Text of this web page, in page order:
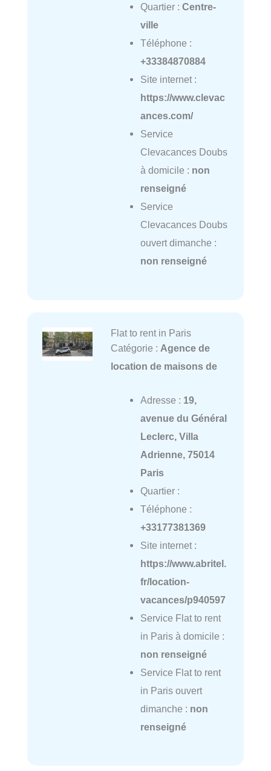
Quartier : Centre-
ville
Téléphone :
+33384870884
Site internet :
https://www.clevac
ances.com/
Service
Clevacances Doubs
à domicile : non
renseigné
Service
Clevacances Doubs
ouvert dimanche :
non renseigné
Flat to rent in Paris
Catégorie : Agence de
location de maisons de
Adresse : 19,
avenue du Général
Leclerc, Villa
Adrienne, 75014
Paris
Quartier :
Téléphone :
+33177381369
Site internet :
https://www.abritel.
fr/location-
vacances/p940597
Service Flat to rent
in Paris à domicile :
non renseigné
Service Flat to rent
in Paris ouvert
dimanche : non
renseigné